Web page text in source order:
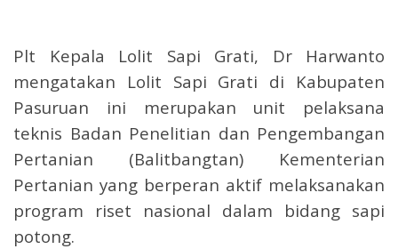
Plt Kepala Lolit Sapi Grati, Dr Harwanto
mengatakan Lolit Sapi Grati di Kabupaten
Pasuruan ini merupakan unit pelaksana
teknis Badan Penelitian dan Pengembangan
Pertanian (Balitbangtan) Kementerian
Pertanian yang berperan aktif melaksanakan
program riset nasional dalam bidang sapi
potong.